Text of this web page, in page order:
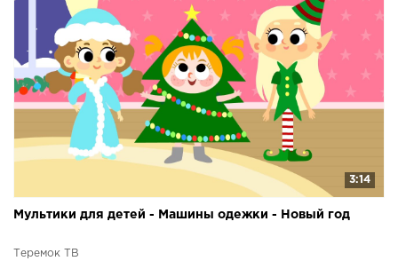
3:14
Мультики для детей - Машины одежки - Новый год
Теремок ТВ